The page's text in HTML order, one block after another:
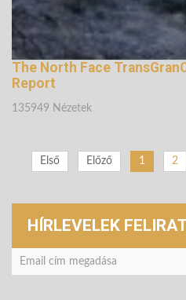
The North Face
Report
135949 Nézetek
Első Előző 1 2
HÍRLEVELEK